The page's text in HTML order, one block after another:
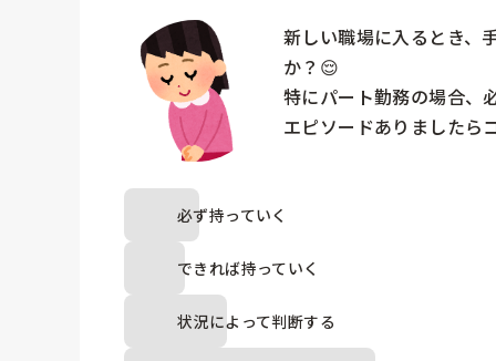
新しい職場に入るとき、
か？😌
特にパート勤務の場合、
エピソードありましたら
必ず持っていく
できれば持っていく
状況によって判断する